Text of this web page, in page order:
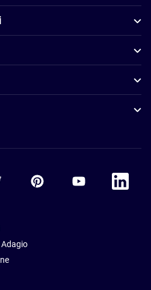
TwitterAccor PinterestAccor Youtube
Accor
Adagio